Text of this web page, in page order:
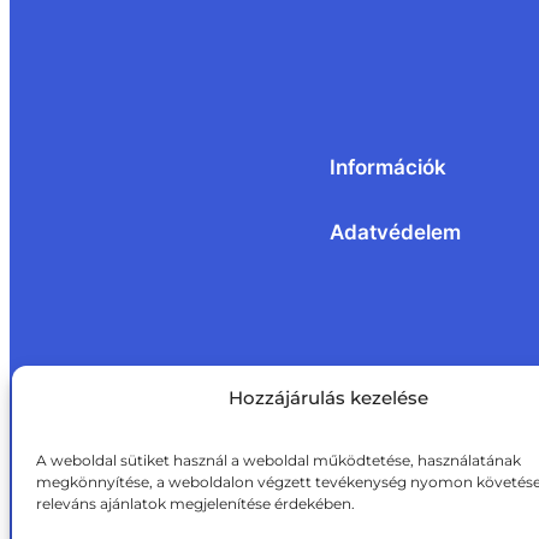
Hozzájárulás kezelése
A weboldal sütiket használ a weboldal működtetése, használatának
megkönnyítése, a weboldalon végzett tevékenység nyomon
releváns ajánlatok megjelenítése érdekében.
Információk
Adatvédelem